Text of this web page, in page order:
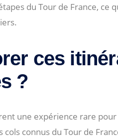
du Tour de France,
ces
?
une expérience rare
connus du Tour de